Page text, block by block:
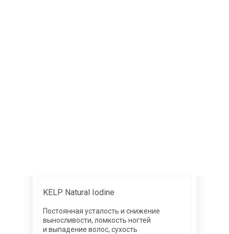
KELP Natural Iodine
Постоянная усталость и снижение
выносливости, ломкость ногтей
и выпадение волос, сухость